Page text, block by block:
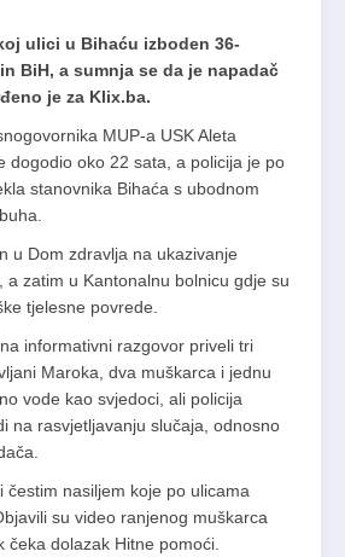
ulici u Bihaću izboden 36-
BiH, a sumnja se da je napadač
je za Klix.ba.
MUP-a USK Aleta
dogodio oko 22 sata, a policija je po
stanovnika Bihaća s ubodnom
u Dom zdravlja na ukazivanje
a zatim u Kantonalnu bolnicu gdje su
tjelesne povrede.
informativni razgovor priveli tri
Maroka, dva muškarca i jednu
vode kao svjedoci, ali policija
na rasvjetljavanju slučaja, odnosno
čestim nasiljem koje po ulicama
su video ranjenog muškarca
čeka dolazak Hitne pomoći.